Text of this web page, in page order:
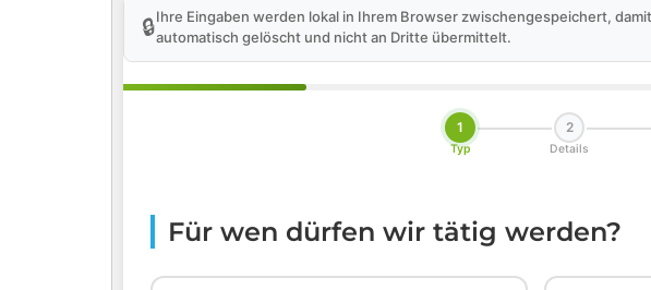
🔒Ihre Eingaben werden lokal in Ihrem Browser zwischengespeichert,
automatisch gelöscht und nicht an Dritte übermittelt.
1
Typ
2
Details
Für wen dürfen wir tätig werden?